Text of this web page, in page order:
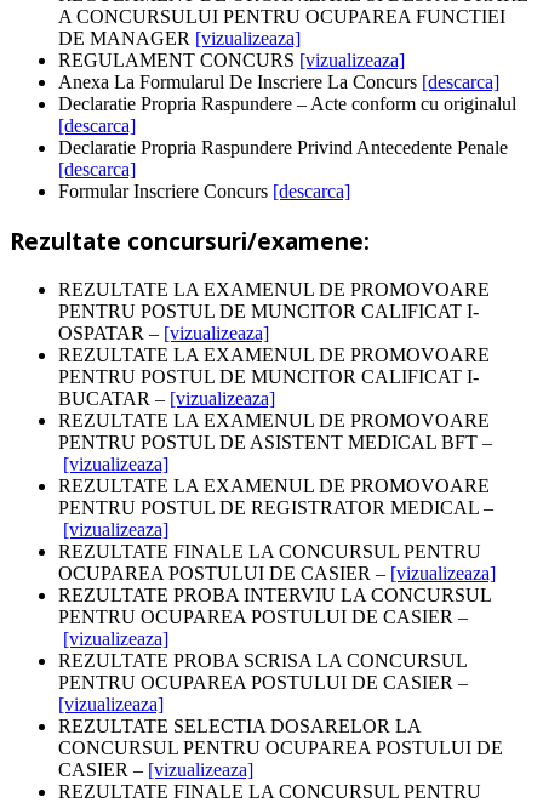
A CONCURSULUI PENTRU OCUPAREA FUNCTIEI
DE MANAGER [vizualizeaza]
REGULAMENT CONCURS [vizualizeaza]
Anexa La Formularul De Inscriere La Concurs [descarca]
Declaratie Propria Raspundere – Acte conform cu originalul
[descarca]
Declaratie Propria Raspundere Privind Antecedente Penale
[descarca]
Formular Inscriere Concurs [descarca]
Rezultate concursuri/examene:
REZULTATE LA EXAMENUL DE PROMOVOARE
PENTRU POSTUL DE MUNCITOR CALIFICAT I-
OSPATAR – [vizualizeaza]
REZULTATE LA EXAMENUL DE PROMOVOARE
PENTRU POSTUL DE MUNCITOR CALIFICAT I-
BUCATAR – [vizualizeaza]
REZULTATE LA EXAMENUL DE PROMOVOARE
PENTRU POSTUL DE ASISTENT MEDICAL BFT –
[vizualizeaza]
REZULTATE LA EXAMENUL DE PROMOVOARE
PENTRU POSTUL DE REGISTRATOR MEDICAL –
[vizualizeaza]
REZULTATE FINALE LA CONCURSUL PENTRU
OCUPAREA POSTULUI DE CASIER – [vizualizeaza]
REZULTATE PROBA INTERVIU LA CONCURSUL
PENTRU OCUPAREA POSTULUI DE CASIER –
[vizualizeaza]
REZULTATE PROBA SCRISA LA CONCURSUL
PENTRU OCUPAREA POSTULUI DE CASIER –
[vizualizeaza]
REZULTATE SELECTIA DOSARELOR LA
CONCURSUL PENTRU OCUPAREA POSTULUI DE
CASIER – [vizualizeaza]
REZULTATE FINALE LA CONCURSUL PENTRU